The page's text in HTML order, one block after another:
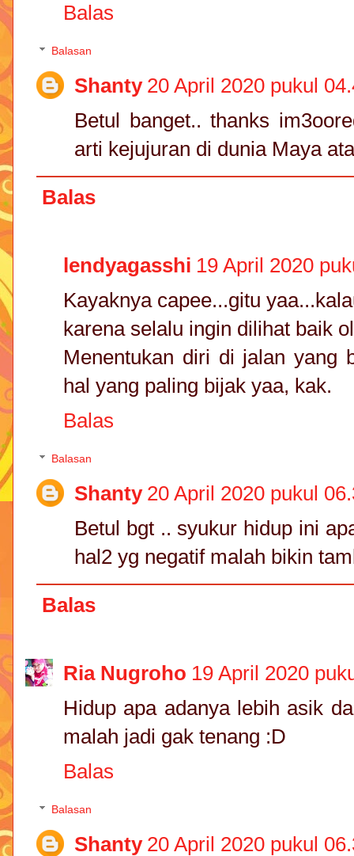
Balas
Balasan
Shanty 20 April 2020 pukul
Betul banget.. thanks
arti kejujuran di dunia Maya
Balas
lendyagasshi 19 April 2020
Kayaknya capee...gitu
karena selalu ingin dilihat baik
Menentukan diri di jalan yang
hal yang paling bijak yaa, kak.
Balas
Balasan
Shanty 20 April 2020 pukul
Betul bgt .. syukur hidup ini
hal2 yg negatif malah bikin
Balas
Ria Nugroho 19 April 2020
Hidup apa adanya lebih asik
malah jadi gak tenang :D
Balas
Balasan
Shanty 20 April 2020 pukul